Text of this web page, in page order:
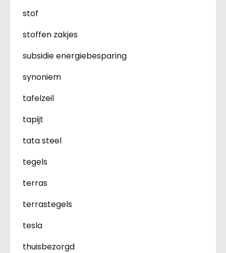
stof
stoffen zakjes
subsidie energiebesparing
synoniem
tafelzeil
tapijt
tata steel
tegels
terras
terrastegels
tesla
thuisbezorgd